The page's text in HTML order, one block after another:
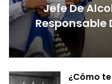
Jefe De
Responsable
¿Cómo